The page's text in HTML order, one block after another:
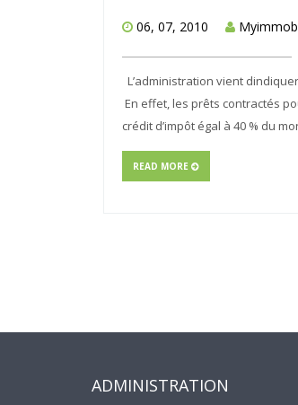
06, 07, 2010
L’administration vient
En effet, les prêts contractés
crédit d’impôt égal à 40 % du
READ MORE
ADMINISTRATION